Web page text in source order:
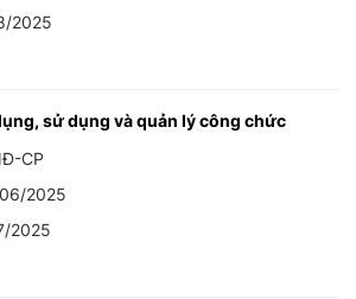
2025
sử dụng và quản lý công chức
CP
2025
2025